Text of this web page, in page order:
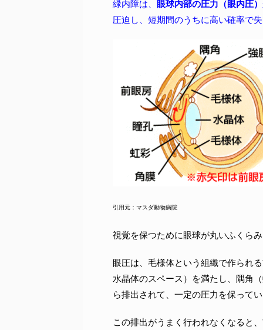
緑内障は、
眼球内部の圧力（眼内圧
圧迫し、短期間のうちに高い確率で
引用元：マスダ動物病院
視覚を保つために眼球が丸いふくら
眼圧は、毛様体という組織で作られ
水晶体のスペース）を満たし、隅角
ら排出されて、一定の圧力を保って
この排出がうまく行われなくなると